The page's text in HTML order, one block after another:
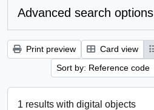
Advanced search options
Print preview Card view
Sort by: Reference code
1 results with digital objects